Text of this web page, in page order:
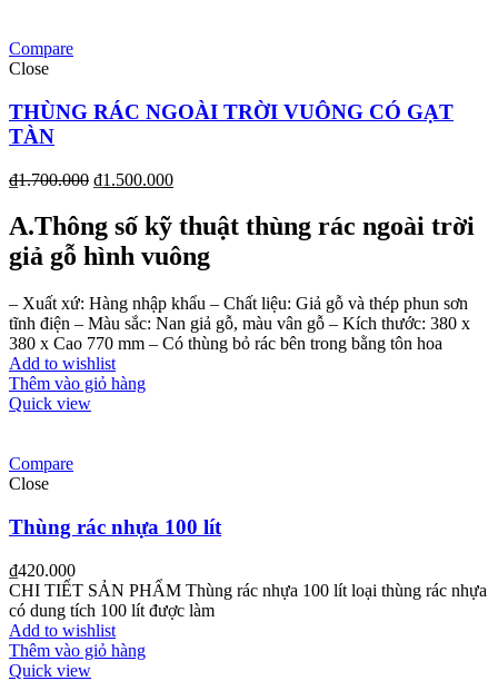
Compare
Close
THÙNG RÁC NGOÀI TRỜI VUÔNG CÓ GẠT
TÀN
₫1.700.000 ₫1.500.000
A.Thông số kỹ thuật thùng rác ngoài trời
giả gỗ hình vuông
– Xuất xứ: Hàng nhập khẩu – Chất liệu: Giả gỗ và thép phun sơn
tĩnh điện – Màu sắc: Nan giả gỗ, màu vân gỗ – Kích thước: 380 x
380 x Cao 770 mm – Có thùng bỏ rác bên trong bằng tôn hoa
Add to wishlist
Thêm vào giỏ hàng
Quick view
Compare
Close
Thùng rác nhựa 100 lít
₫420.000
CHI TIẾT SẢN PHẨM Thùng rác nhựa 100 lít loại thùng rác nhựa
có dung tích 100 lít được làm
Add to wishlist
Thêm vào giỏ hàng
Quick view